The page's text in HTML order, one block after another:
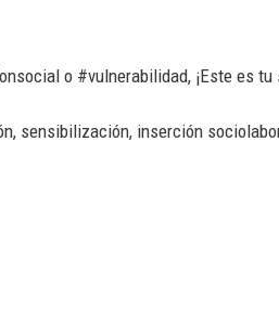
o #vulnerabilidad, ¡Este es tu
sensibilización, inserción